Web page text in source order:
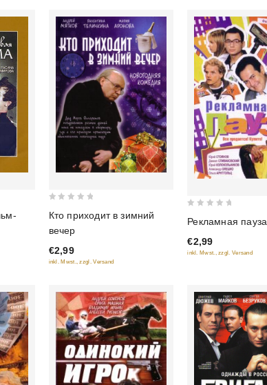
of
5
Кто приходит в зимний
вечер
€2,99
inkl. Mwst., zzgl. Versand
of
5
Рекламная пауза
€2,99
inkl. Mwst., zzgl. Versand